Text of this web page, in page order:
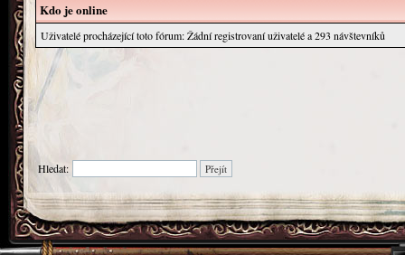
Kdo je online
Uživatelé procházející toto fórum: Žádní registrovaní uživatelé a 293 návštevníků
Hledat: